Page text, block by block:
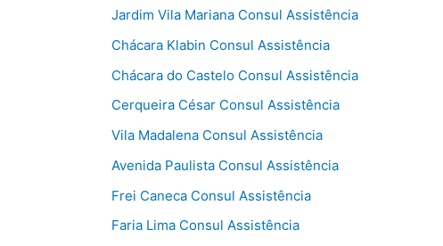
Jardim Vila Mariana Consul Assistência
Chácara Klabin Consul Assistência
Chácara do Castelo Consul Assistência
Cerqueira César Consul Assistência
Vila Madalena Consul Assistência
Avenida Paulista Consul Assistência
Frei Caneca Consul Assistência
Faria Lima Consul Assistência